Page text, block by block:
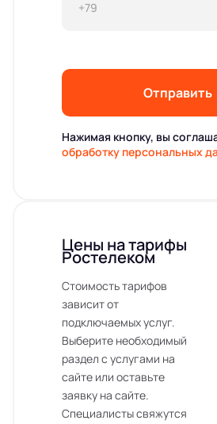
Отправить
Нажимая кнопку, вы
обработку персональных
Цены на тарифы
Ростелеком
Стоимость тарифов
зависит от
подключаемых услуг.
Выберите необходимый
раздел с услугами на
сайте или оставьте
заявку на сайте.
Специалисты свяжутся